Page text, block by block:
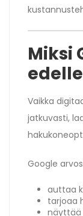
Miksi
Vaikka
jatkuvasti,
Google
auttaa
tarjoaa
näyttää